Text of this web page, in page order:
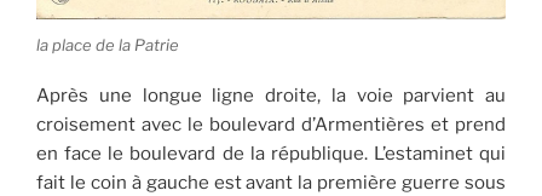
la place de la Patrie
Après une longue ligne droite, la voie parvient au
croisement avec le boulevard d’Armentières et prend
en face le boulevard de la république. L’estaminet qui
fait le coin à gauche est avant la première guerre sous